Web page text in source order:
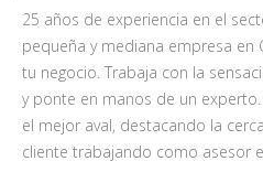
25 años de experiencia en el
pequeña y mediana empresa en
tu negocio. Trabaja con la
y ponte en manos de un
el mejor aval, destacando la
cliente trabajando como asesor